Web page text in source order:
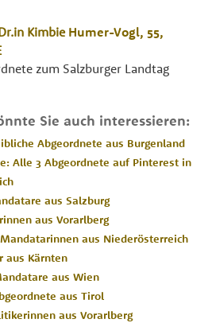
Kimbie Humer-Vogl, 55,
zum Salzburger Landtag
Sie auch interessieren:
Abgeordnete aus Burgenland
Alle 3 Abgeordnete auf Pinterest in
aus Salzburg
aus Vorarlberg
Mandatarinnen aus Niederösterreich
aus Kärnten
aus Wien
aus Tirol
aus Vorarlberg